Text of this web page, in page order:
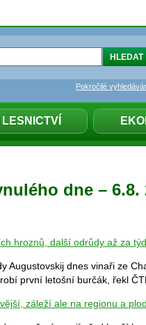
LESNICTVÍ
Pokročilé
dne – 6.8.
hroznů, další odrůdy až za
Augustovskij dnes vinaři ze
první letošní burčák, řekl
záleží ale na regionu a